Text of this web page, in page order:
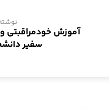
آموزش خودمراقبتی
سفیر